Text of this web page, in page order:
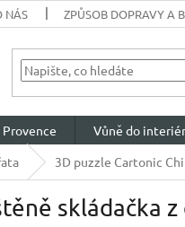
NÁS ZPŮSOB DOPRAVY A
Provence Vůně do
3D puzzle Cartonic
skládačka